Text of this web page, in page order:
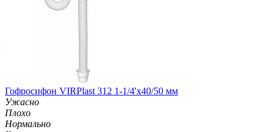
Гофросифон VIRPlast 312 1-1/4'х40/50 мм
Ужасно
Плохо
Нормально